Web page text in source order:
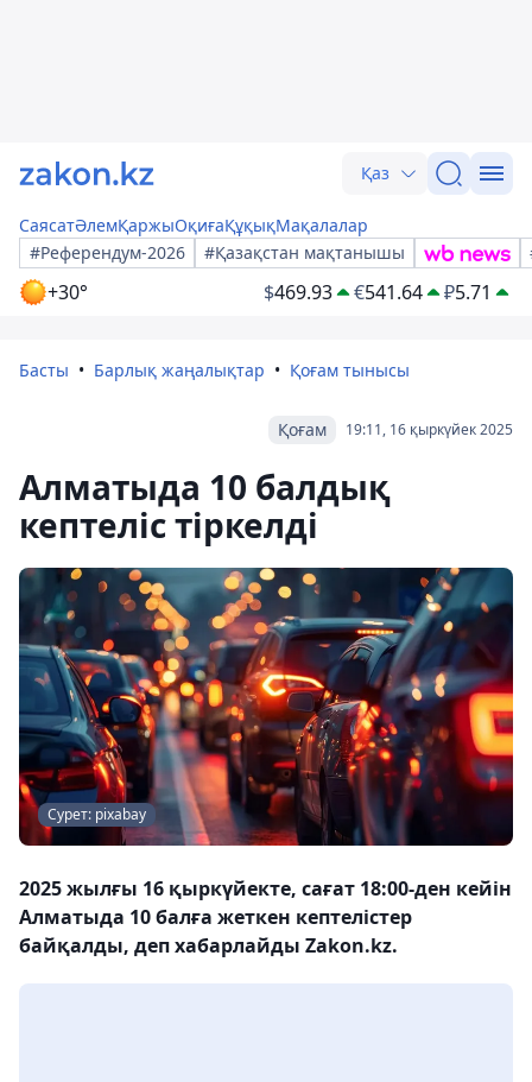
Қаз
СаясатӘлемҚаржыОқиғаҚұқықМақалалар
#Референдум-2026
#Қазақстан мақтанышы
+30° $469.93 €541.64 ₽5.71
Басты Барлық жаңалықтар Қоғам тынысы
19:11, 16 қыркүйек 2025
Қоғам
Алматыда 10 балдық
кептеліс тіркелді
Сурет: pixabay
2025 жылғы 16 қыркүйекте, сағат 18:00-ден кейін
Алматыда 10 балға жеткен кептелістер
байқалды, деп хабарлайды Zakon.kz.